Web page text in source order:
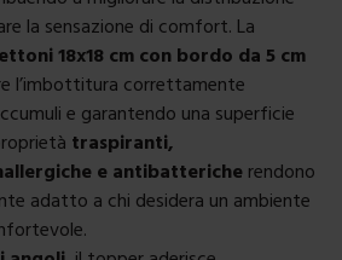
la sensazione di comfort. La
18x18 cm con bordo da 5 cm
l’imbottitura correttamente
e garantendo una superficie
traspiranti,
e antibatteriche rendono
adatto a chi desidera un ambiente